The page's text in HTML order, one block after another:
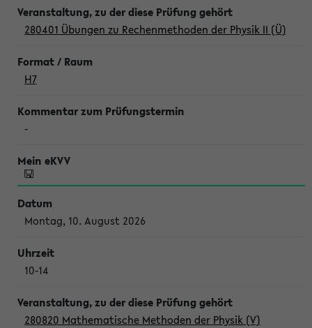
280401 Übungen zu Rechenmethoden der Physik II (Ü)
H7
-
Montag, 10. August 2026
10-14
280820 Mathematische Methoden der Physik (V)